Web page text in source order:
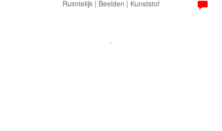
Ruimtelijk | Beelden | Kunststof
.